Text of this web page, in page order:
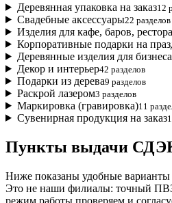
Деревянная упаковка на заказ12
Свадебные аксессуары22 разделов
Изделия для кафе, баров,
Корпоративные подарки на
Деревянные изделия для бизнеса
Декор и интерьер42 разделов
Подарки из дерева9 разделов
Раскрой лазером3 разделов
Маркировка (гравировка)11
Сувенирная продукция на заказ
Пункты выдачи
Ниже показаны удобные
Это не наши филиалы: точный
режим работы проверяем и